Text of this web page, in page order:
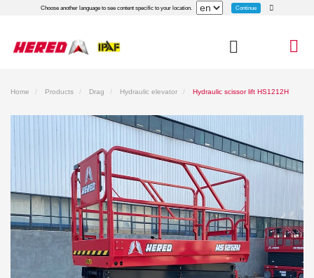
Choose another language to see content specific to your location. Continue
Home Products Drag Hydraulic elevator Hydraulic scissor lift HS1212H